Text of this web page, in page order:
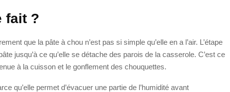
fait ?
que la pâte à chou n’est pas si simple qu’elle en a l’air. L’étape
jusqu’à ce qu’elle se détache des parois de la casserole. C’est ce
à la cuisson et le gonflement des chouquettes.
qu’elle permet d’évacuer une partie de l’humidité avant